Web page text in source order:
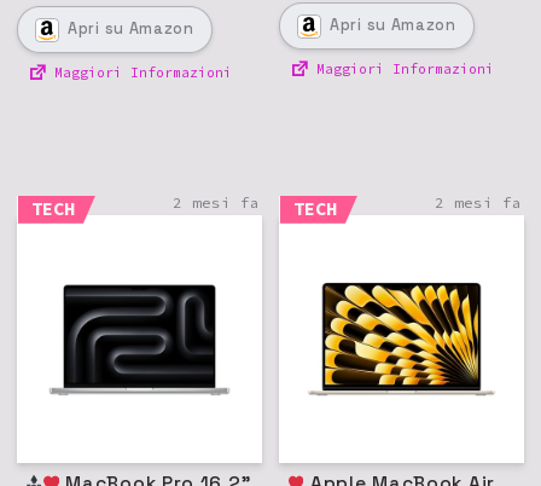
Apri su Amazon
Maggiori Informazioni
Apri su Amazon
Maggiori Informazioni
TECH 2 mesi fa TECH 2 mesi fa